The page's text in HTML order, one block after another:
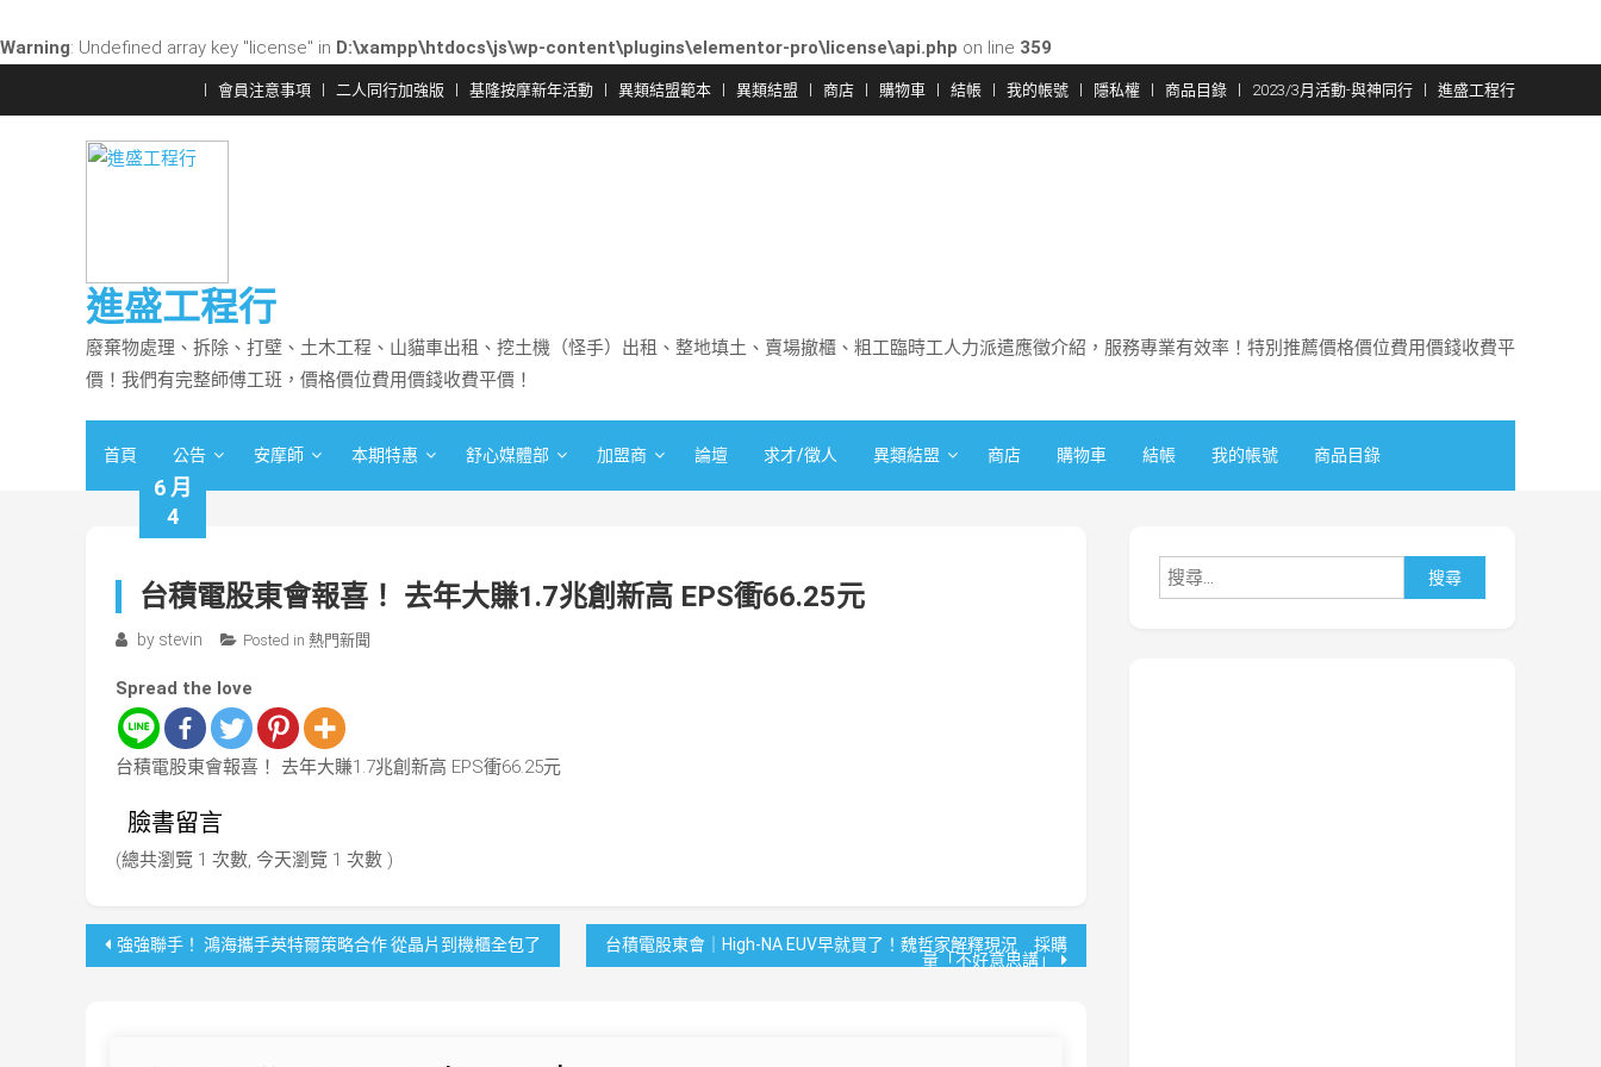
Warning: Undefined array key "license" in D:\xampp\htdocs\js\wp-content\plugins\elementor-pro\license\api.php on line 359
to
會員注意事項 二人同行加強版 基隆按摩新年活動 異類結盟範本 異類結盟 商店 購物車 結帳 我的帳號 隱私權 商品目錄 2023/3月活動-與神同行 進盛工程行
進盛工程行
廢棄物處理、拆除、打壁、土木工程、山貓車出租、挖土機（怪手）出租、整地填土、賣場撤櫃、粗工臨時工人力派遣應徵介紹，服務專業有效率！特別推薦價格價位費用價錢收費平
價！我們有完整師傅工班，價格價位費用價錢收費平價！
首頁 公告 安摩師 本期特惠 舒心媒體部 加盟商 論壇 求才/徵人 異類結盟 商店 購物車 結帳 我的帳號 商品目錄
6 月
4
台積電股東會報喜！ 去年大賺1.7兆創新高 EPS衝66.25元
by stevin Posted in 熱門新聞
Spread the love
台積電股東會報喜！ 去年大賺1.7兆創新高 EPS衝66.25元
臉書留言
(總共瀏覽 1 次數, 今天瀏覽 1 次數 )
文強強聯手！ 鴻海攜手英特爾策略合作 從晶片到機櫃全包了
台積電股東會｜High-NA EUV早就買了！魏哲家解釋現況 採購
量「不好意思講」
尋